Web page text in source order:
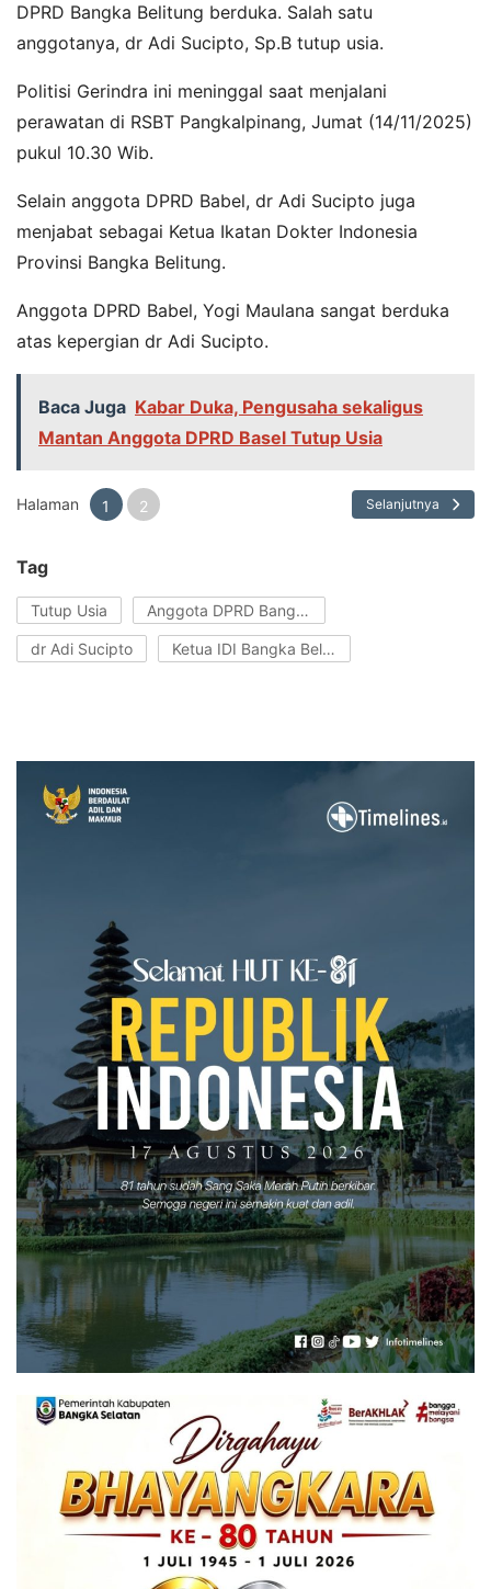
DPRD Bangka Belitung berduka. Salah satu
anggotanya, dr Adi Sucipto, Sp.B tutup usia.
Politisi Gerindra ini meninggal saat menjalani
perawatan di RSBT Pangkalpinang, Jumat (14/11/2025)
pukul 10.30 Wib.
Selain anggota DPRD Babel, dr Adi Sucipto juga
menjabat sebagai Ketua Ikatan Dokter Indonesia
Provinsi Bangka Belitung.
Anggota DPRD Babel, Yogi Maulana sangat berduka
atas kepergian dr Adi Sucipto.
Baca Juga Kabar Duka, Pengusaha sekaligus
Mantan Anggota DPRD Basel Tutup Usia
Halaman 1 2 Selanjutnya
Tag
Tutup Usia Anggota DPRD Bangka Belitung
dr Adi Sucipto Ketua IDI Bangka Belitung